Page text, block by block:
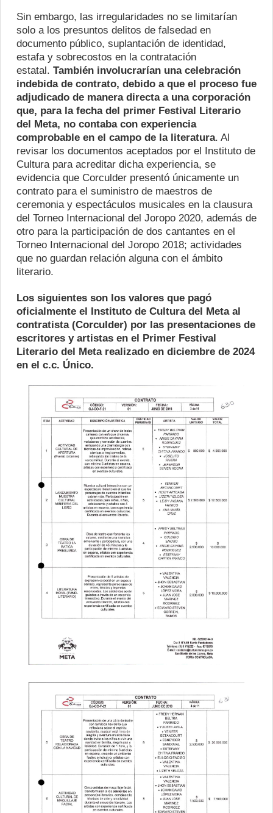
Sin embargo, las irregularidades no se limitarían
solo a los presuntos delitos de falsedad en
documento público, suplantación de identidad,
estafa y sobrecostos en la contratación
estatal. También involucrarían una celebración
indebida de contrato, debido a que el proceso fue
adjudicado de manera directa a una corporación
que, para la fecha del primer Festival Literario
del Meta, no contaba con experiencia
comprobable en el campo de la literatura. Al
revisar los documentos aceptados por el Instituto de
Cultura para acreditar dicha experiencia, se
evidencia que Corculder presentó únicamente un
contrato para el suministro de maestros de
ceremonia y espectáculos musicales en la clausura
del Torneo Internacional del Joropo 2020, además de
otro para la participación de dos cantantes en el
Torneo Internacional del Joropo 2018; actividades
que no guardan relación alguna con el ámbito
literario.
Los siguientes son los valores que pagó
oficialmente el Instituto de Cultura del Meta al
contratista (Corculder) por las presentaciones de
escritores y artistas en el Primer Festival
Literario del Meta realizado en diciembre de 2024
en el c.c. Único.